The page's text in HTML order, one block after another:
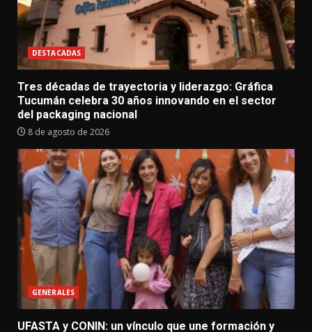
DESTACADAS
Tres décadas de trayectoria y liderazgo: Gráfica
Tucumán celebra 30 años innovando en el sector
del packaging nacional
8 de agosto de 2026
GENERALES
UFASTA y CONIN: un vínculo que une formación y